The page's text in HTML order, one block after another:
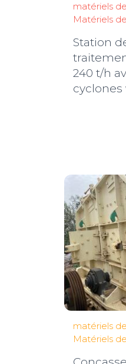
matériels
Matériels
Station
240 t/h
cyclones
matériels
Matériels